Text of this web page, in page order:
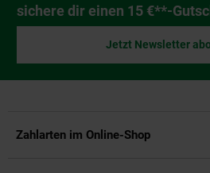
sichere dir einen 15 €**-
Jetzt Newsletter
Zahlarten im Online-Shop